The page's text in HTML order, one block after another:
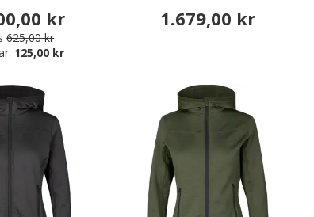
kr
625,00 kr
125,00 kr
1.679,00 kr